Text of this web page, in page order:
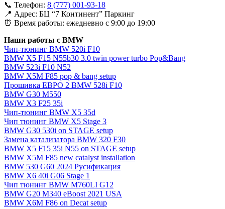
📞 Телефон: 8 (777) 001-93-18
📍 Адрес: БЦ “7 Континент” Паркинг
⏰ Время работы: ежедневно с 9:00 до 19:00
Наши работы с BMW
Чип-тюнинг BMW 520i F10
BMW X5 F15 N55b30 3.0 twin power turbo Pop&Bang
BMW 523i F10 N52
BMW X5M F85 pop & bang setup
Прошивка ЕВРО 2 BMW 528i F10
BMW G30 M550
BMW X3 F25 35i
Чип-тюнинг BMW X5 35d
Чип тюнинг BMW X5 Stage 3
BMW G30 530i on STAGE setup
Замена катализатора BMW 320 F30
BMW X5 F15 35i N55 on STAGE setup
BMW X5M F85 new catalyst installation
BMW 530 G60 2024 Русификация
BMW X6 40i G06 Stage 1
Чип тюнинг BMW M760LI G12
BMW G20 M340 eBoost 2021 USA
BMW X6M F86 on Decat setup